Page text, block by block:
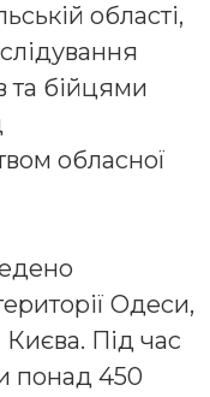
області,
та бійцями
обласної
Одеси,
Під час
понад 450